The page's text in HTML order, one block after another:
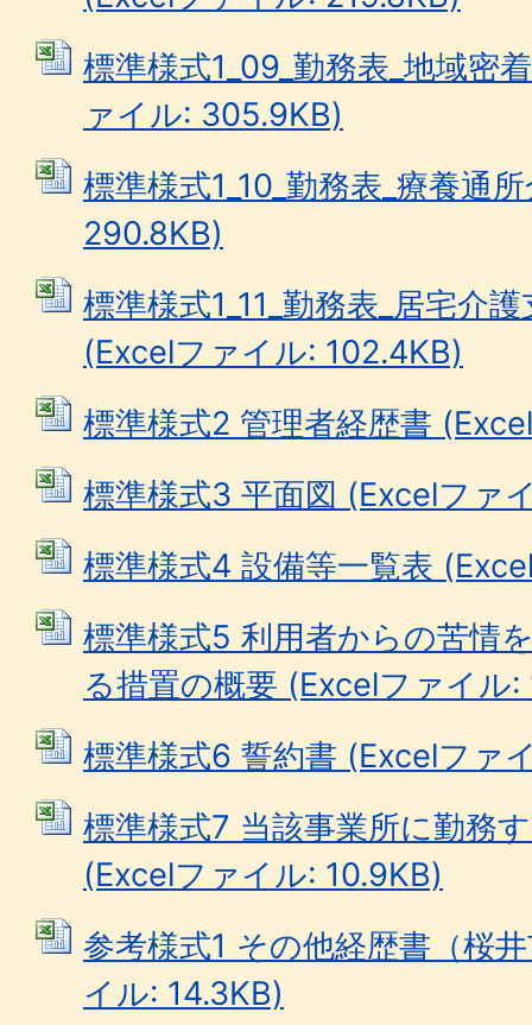
標準様式1_09_勤務表_地域密
ァイル: 305.9KB)
標準様式1_10_勤務表_療養通
290.8KB)
標準様式1_11_勤務表_居宅介
(Excelファイル: 102.4KB)
標準様式2 管理者経歴書
標準様式3 平面図 (Excelファ
標準様式4 設備等一覧表
標準様式5 利用者からの苦情
る措置の概要 (Excelファイル:
標準様式6 誓約書 (Excelファ
標準様式7 当該事業所に勤務
(Excelファイル: 10.9KB)
参考様式1 その他経歴書（桜
イル: 14.3KB)